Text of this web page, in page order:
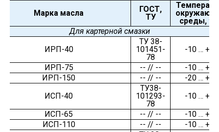
Марка масла
ГОСТ,
ТУ
среды, t,
Для картерной смазки
ИРП-40
ТУ 38-
101451-
78
-10 … +50
ИРП-75
-- // --
-10 … +50
ИРП-150
-- // --
-20 … +50
ИСП-40
ТУ38-
101293-
78
-10 … +50
ИСП-65
-- // --
-10 … +50
ИСП-110
-- // --
-10 … +50